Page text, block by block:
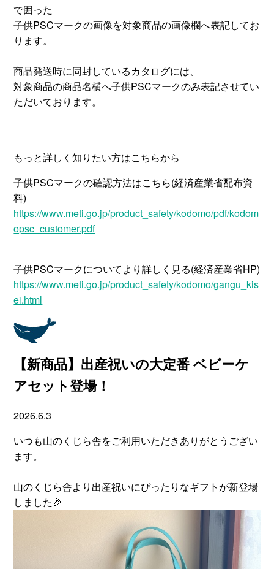
で囲った
子供PSCマークの画像を対象商品の画像欄へ表記してお
ります。
商品発送時に同封しているカタログには、
対象商品の商品名横へ子供PSCマークのみ表記させてい
ただいております。
もっと詳しく知りたい方はこちらから
子供PSCマークの確認方法はこちら(経済産業省配布資
料)
https://www.meti.go.jp/product_safety/kodomo/pdf/kodom
opsc_customer.pdf
子供PSCマークについてより詳しく見る(経済産業省HP)
https://www.meti.go.jp/product_safety/kodomo/gangu_kis
ei.html
【新商品】出産祝いの大定番 ベビーケ
アセット登場！
2026.6.3
いつも山のくじら舎をご利用いただきありがとうござい
ます。
山のくじら舎より出産祝いにぴったりなギフトが新登場
しました🎉